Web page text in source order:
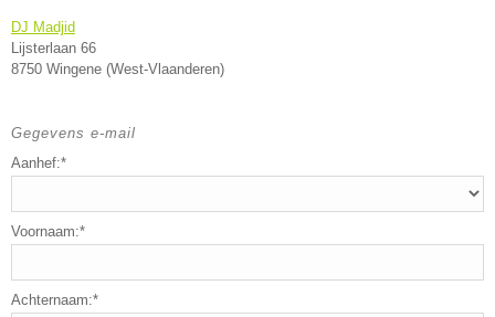
DJ Madjid
Lijsterlaan 66
8750 Wingene (West-Vlaanderen)
Gegevens e-mail
Aanhef:*
Voornaam:*
Achternaam:*